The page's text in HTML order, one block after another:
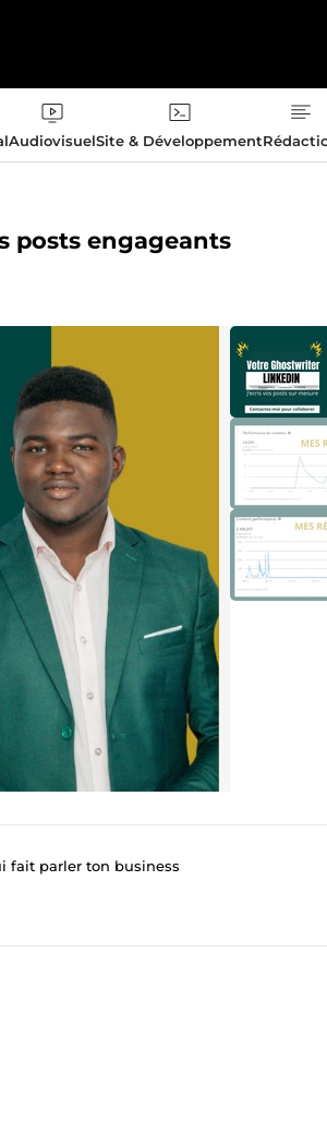
AudiovisuelSite & Développement
posts engageants
fait parler ton business